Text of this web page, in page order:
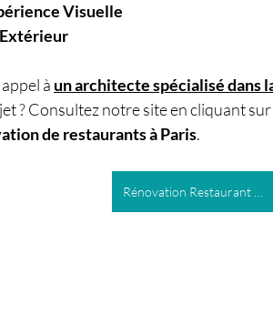
Visuelle
Extérieur
à un architecte spécialisé dans
? Consultez notre site en cliquant
de restaurants à Paris.